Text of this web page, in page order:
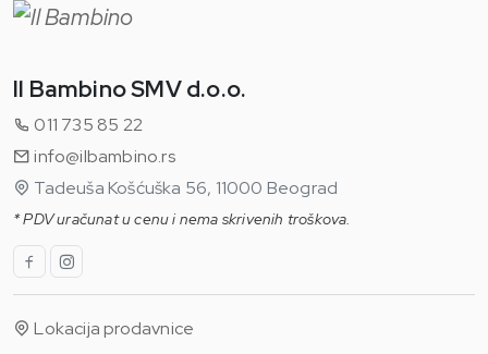
Il Bambino SMV d.o.o.
011 735 85 22
info@ilbambino.rs
Tadeuša Košćuška 56, 11000 Beograd
* PDV uračunat u cenu i nema skrivenih troškova.
Lokacija prodavnice